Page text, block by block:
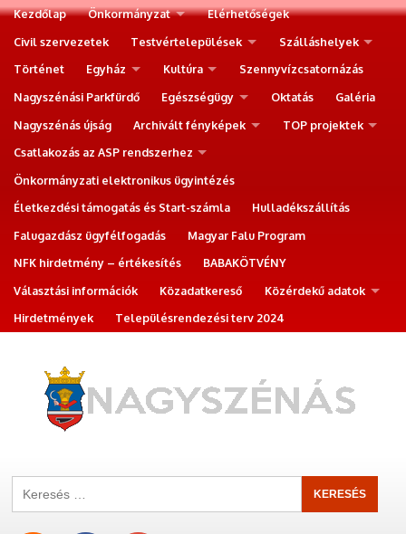
Kezdőlap Önkormányzat
Elérhetőségek
Civil szervezetek
Testvértelepülések
Szálláshelyek
Történet
Egyház Kultúra
Szennyvízcsatornázás
Nagyszénási Parkfürdő
Egészségügy Oktatás
Galéria
Nagyszénás újság
Archivált fényképek
TOP projektek
Csatlakozás az ASP rendszerhez
Önkormányzati elektronikus ügyintézés
Életkezdési támogatás és Start-számla
Hulladékszállítás
Falugazdász ügyfélfogadás
Magyar Falu Program
NFK hirdetmény – értékesítés
BABAKÖTVÉNY
Választási információk
Közadatkereső
Közérdekű adatok
Hirdetmények
Településrendezési terv 2024